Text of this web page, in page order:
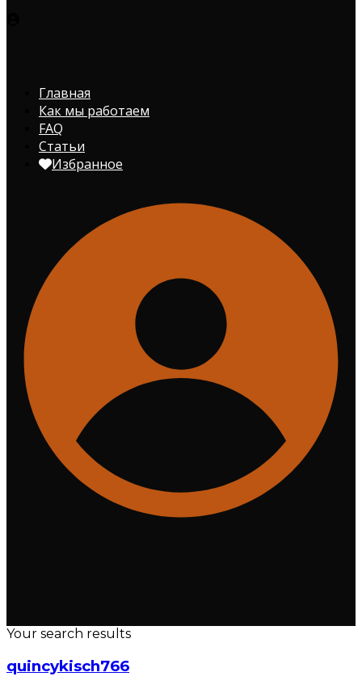
Главная
Как мы работаем
FAQ
Статьи
Избранное
Your search results
quincykisch766